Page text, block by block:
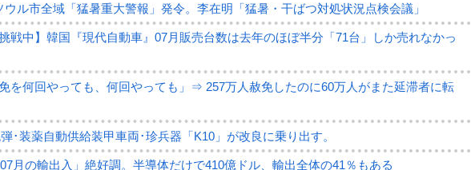
ウル市全域「猛暑重大警報」発令。李在明「猛暑・干ばつ対処状況点検会議」
戦中】韓国『現代自動車』07月販売台数は去年のほぼ半分「71台」しか売れなかっ
を何回やっても、何回やっても」⇒ 257万人赦免したのに60万人がまた延滞者に転
･装薬自動供給装甲車両･珍兵器「K10」が改良に乗り出す。
月の輸出入」絶好調。半導体だけで410億ドル、輸出全体の41％もある